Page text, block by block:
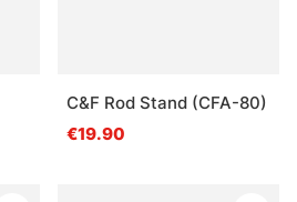
C&F Rod Stand (CFA-80)
€19.90